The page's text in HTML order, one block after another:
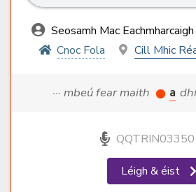
Seosamh Mac Eachmharcaigh
Cnoc Fola
Cill Mhic
··· mbeú fear maith a
Léigh & éist